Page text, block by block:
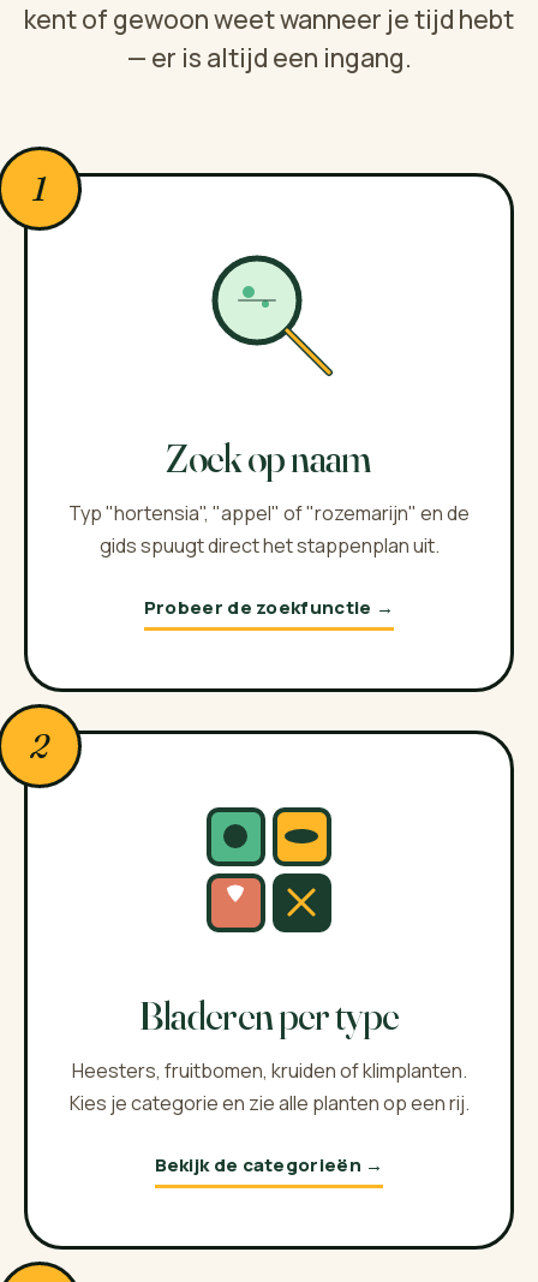
kent of gewoon weet wanneer je tijd hebt
— er is altijd een ingang.
1
Zoek op naam
Typ "hortensia", "appel" of "rozemarijn" en de
gids spuugt direct het stappenplan uit.
Probeer de zoekfunctie →
2
Bladeren per type
Heesters, fruitbomen, kruiden of klimplanten.
Kies je categorie en zie alle planten op een rij.
Bekijk de categorieën →